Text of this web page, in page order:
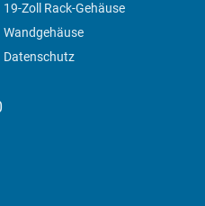
19-Zoll Rack-Gehäuse
Wandgehäuse
Datenschutz